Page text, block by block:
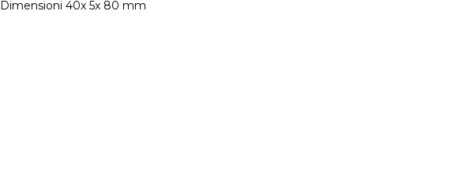
40x 5x 80 mm